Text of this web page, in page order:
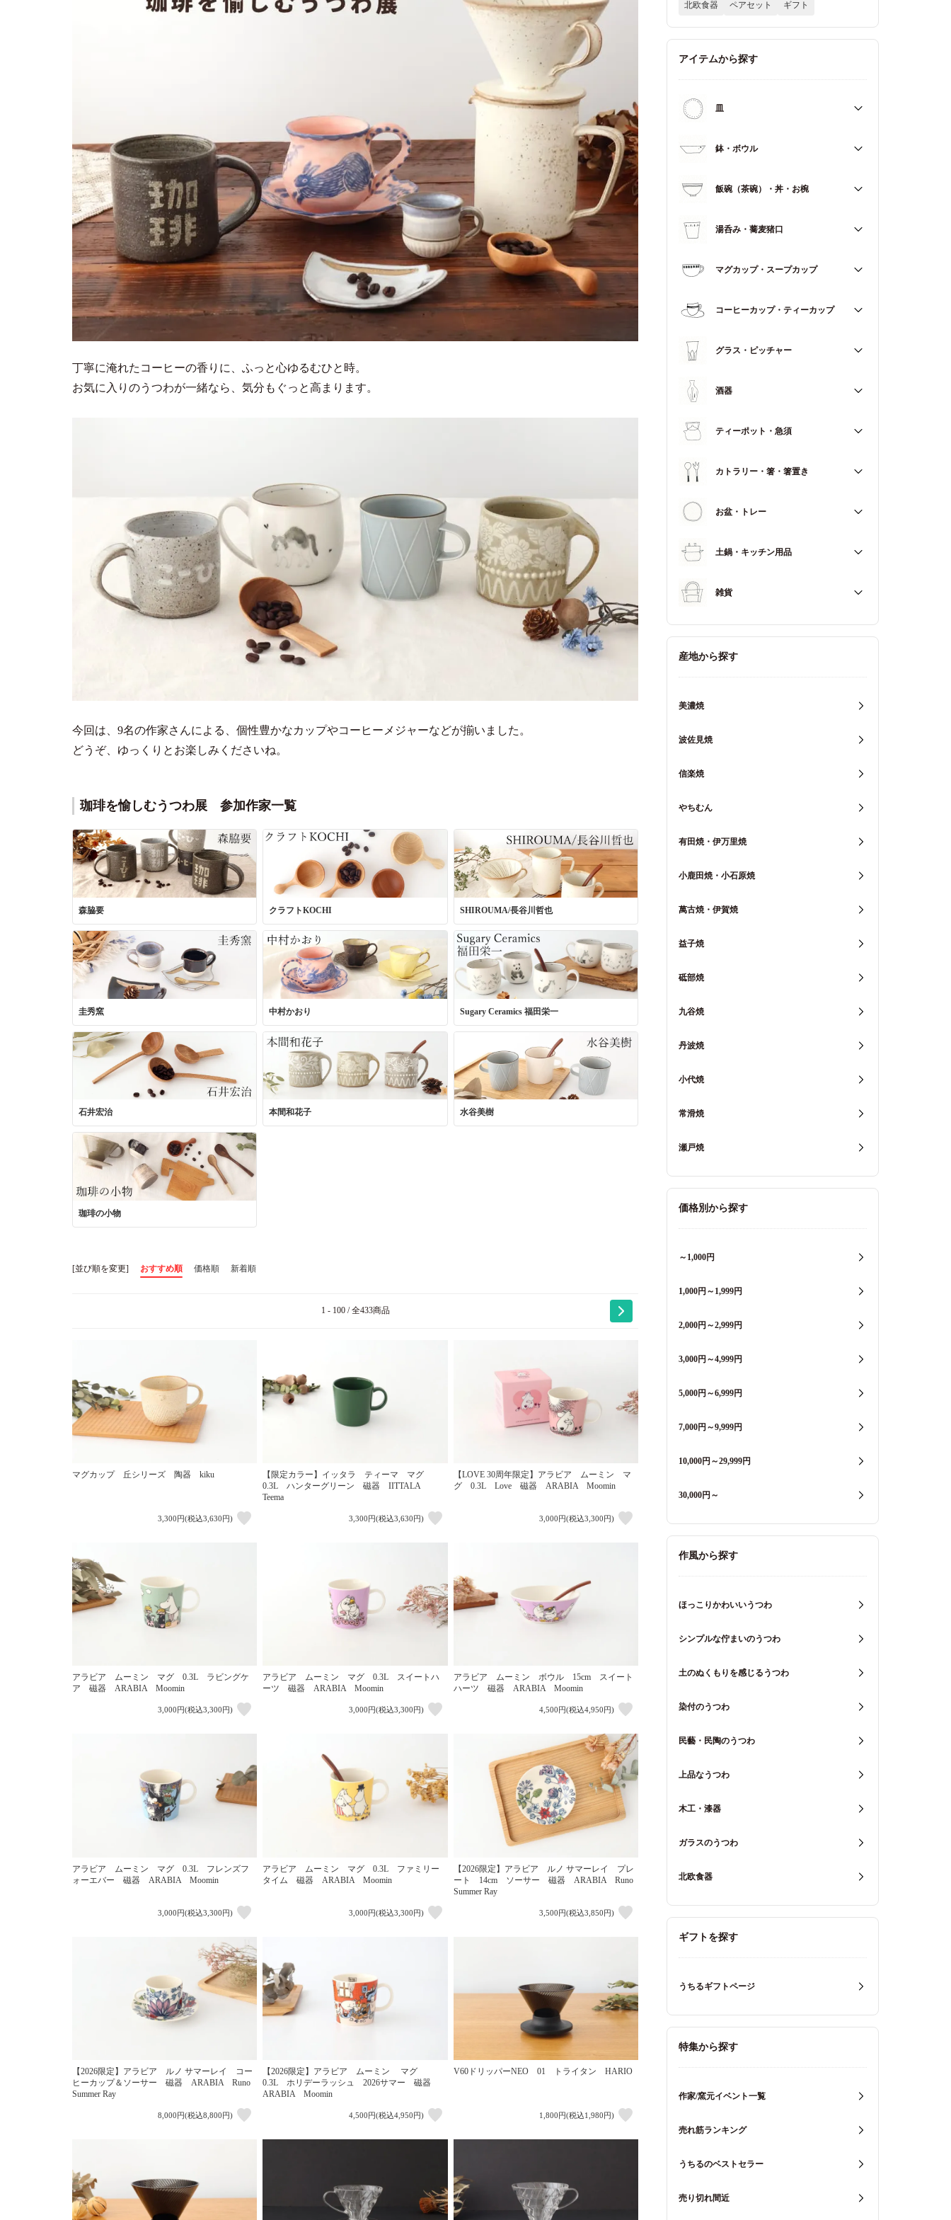
丁寧に淹れたコーヒーの香りに、ふっと心ゆるむひと時。
お気に入りのうつわが一緒なら、気分もぐっと高まります。
今回は、9名の作家さんによる、個性豊かなカップやコーヒーメジャーなどが揃いました。
どうぞ、ゆっくりとお楽しみくださいね。
珈琲を愉しむうつわ展 参加作家一覧
森脇要 クラフトKOCHI SHIROUMA/長谷川哲也
圭秀窯 中村かおり Sugary Ceramics 福田栄一
石井宏治 本間和花子 水谷美樹
珈琲の小物
[並び順を変更] おすすめ順 価格順 新着順
1 - 100 / 全433商品
マグカップ 丘シリーズ 陶器 kiku
3,300円(税込3,630円)
【限定カラー】イッタラ ティーマ マグ
0.3L ハンターグリーン 磁器 IITTALA
Teema
3,300円(税込3,630円)
【LOVE 30周年限定】アラビア ムーミン マ
グ 0.3L Love 磁器 ARABIA Moomin
3,000円(税込3,300円)
アラビア ムーミン マグ 0.3L ラビングケ
ア 磁器 ARABIA Moomin
3,000円(税込3,300円)
アラビア ムーミン マグ 0.3L スイートハ
ーツ 磁器 ARABIA Moomin
3,000円(税込3,300円)
アラビア ムーミン ボウル 15cm スイート
ハーツ 磁器 ARABIA Moomin
4,500円(税込4,950円)
アラビア ムーミン マグ 0.3L フレンズフ
ォーエバー 磁器 ARABIA Moomin
3,000円(税込3,300円)
アラビア ムーミン マグ 0.3L ファミリー
タイム 磁器 ARABIA Moomin
3,000円(税込3,300円)
【2026限定】アラビア ルノ サマーレイ プレ
ート 14cm ソーサー 磁器 ARABIA Runo
Summer Ray
3,500円(税込3,850円)
【2026限定】アラビア ルノ サマーレイ コー
ヒーカップ＆ソーサー 磁器 ARABIA Runo
Summer Ray
8,000円(税込8,800円)
【2026限定】アラビア ムーミン マグ
0.3L ホリデーラッシュ 2026サマー 磁器
ARABIA Moomin
4,500円(税込4,950円)
V60ドリッパーNEO 01 トライタン HARIO
1,800円(税込1,980円)
北欧食器 ペアセット ギフト
アイテムから探す
皿
すべて
取皿・中皿（15～20cm）
鉢・ボウル
すべて
中鉢（13～17cm）
飯碗（茶碗）・丼・お椀
すべて
丼（どんぶり）
湯呑み・蕎麦猪口
蕎麦猪口（そばちょこ）
マグカップ・スープカップ
スープカップ
コーヒーカップ・ティーカップ
グラス・ピッチャー
すべて
酒器
お猪口（おちょこ）
ティーポット・急須
カトラリー・箸・箸置き
すべて
箸
お盆・トレー
すべて
土鍋・キッチン用品
すべて
キッチン用品
重箱・弁当箱
雑貨
すべて
産地から探す
美濃焼
波佐見焼
信楽焼
やちむん
有田焼・伊万里焼
小鹿田焼・小石原焼
萬古焼・伊賀焼
益子焼
砥部焼
九谷焼
丹波焼
小代焼
常滑焼
瀬戸焼
価格別から探す
～1,000円
1,000円～1,999円
2,000円～2,999円
3,000円～4,999円
5,000円～6,999円
7,000円～9,999円
10,000円～29,999円
30,000円～
作風から探す
ほっこりかわいいうつわ
シンプルな佇まいのうつわ
土のぬくもりを感じるうつわ
染付のうつわ
民藝・民陶のうつわ
上品なうつわ
木工・漆器
ガラスのうつわ
北欧食器
ギフトを探す
うちるギフトページ
特集から探す
作家/窯元イベント一覧
売れ筋ランキング
うちるのベストセラー
売り切れ間近